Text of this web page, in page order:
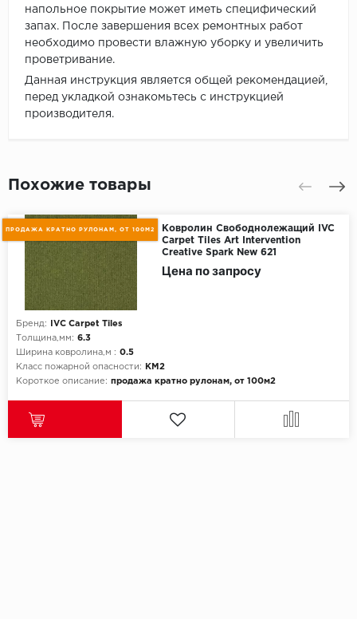
напольное покрытие может иметь специфический
запах. После завершения всех ремонтных работ
необходимо провести влажную уборку и увеличить
проветривание.
Данная инструкция является общей рекомендацией,
перед укладкой ознакомьтесь с инструкцией
производителя.
Похожие товары
ПРОДАЖА КРАТНО РУЛОНАМ, ОТ 100М2
Ковролин Свободнолежащий IVC
Carpet Tiles Art Intervention
Creative Spark New 621
Бренд:
IVC Carpet Tiles
Толщина,мм: 6.3
Ширина ковролина,м : 0.5
Класс пожарной опасности:
КМ2
Короткое описание: продажа кратно рулонам, от 100м2
Цена по запросу